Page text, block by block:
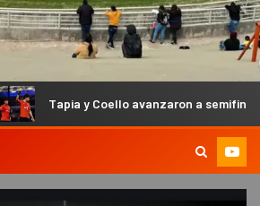
y Coello avanzaron a semifinales en el